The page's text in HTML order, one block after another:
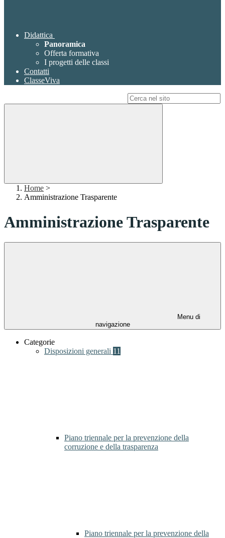
Didattica
Panoramica
Offerta formativa
I progetti delle classi
Contatti
ClasseViva
Home >
Amministrazione Trasparente
Amministrazione Trasparente
Menu di
navigazione
Categorie
Disposizioni generali 11
Piano triennale per la prevenzione della
corruzione e della trasparenza
Piano triennale per la prevenzione della